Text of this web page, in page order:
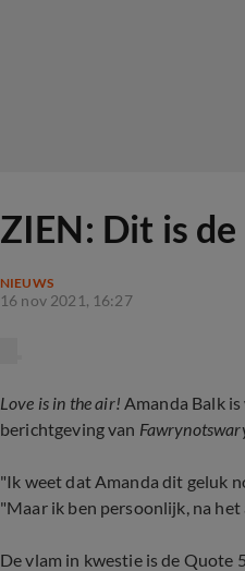
ZIEN: Dit is
NIEUWS
16 nov 2021, 16:27
Love is in the air! Amanda Balk
berichtgeving van
"Ik weet dat Amanda dit geluk
"Maar ik ben persoonlijk, na
De vlam in kwestie is de Quote